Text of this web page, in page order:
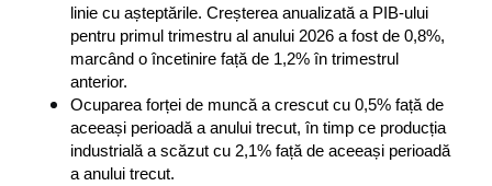
linie cu așteptările. Creșterea anualizată a PIB-ului
pentru primul trimestru al anului 2026 a fost de 0,8%,
marcând o încetinire față de 1,2% în trimestrul
anterior.
Ocuparea forței de muncă a crescut cu 0,5% față de
aceeași perioadă a anului trecut, în timp ce producția
industrială a scăzut cu 2,1% față de aceeași perioadă
a anului trecut.